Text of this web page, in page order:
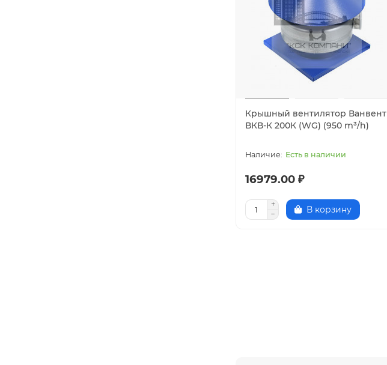
Крышный вентилятор Ванвент
ВКВ-К 200К (WG) (950 m³/h)
Есть в наличии
16979.00 ₽
В корзину